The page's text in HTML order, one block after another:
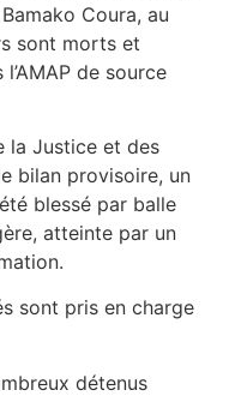
Coura, au
sont morts et
de source
la Justice et des
bilan provisoire, un
blessé par balle
atteinte par un
sont pris en charge
détenus